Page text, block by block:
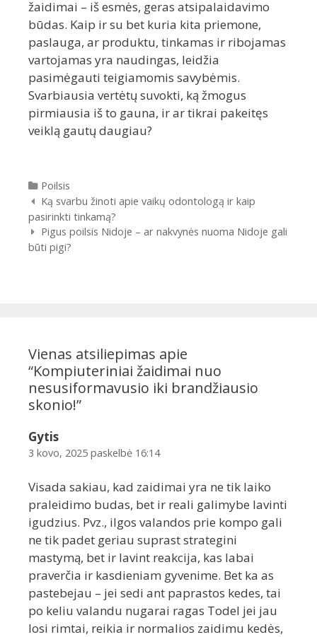
žaidimai – iš esmės, geras atsipalaidavimo
būdas. Kaip ir su bet kuria kita priemone,
paslauga, ar produktu, tinkamas ir ribojamas
vartojamas yra naudingas, leidžia
pasimėgauti teigiamomis savybėmis.
Svarbiausia vertėtų suvokti, ką žmogus
pirmiausia iš to gauna, ir ar tikrai pakeitęs
veiklą gautų daugiau?
Kategorijos
Poilsis
Įrašų
navigacija
Ką svarbu žinoti apie vaikų odontologą ir kaip
pasirinkti tinkamą?
Pigus poilsis Nidoje – ar nakvynės nuoma Nidoje gali
būti pigi?
Vienas atsiliepimas apie
“Kompiuteriniai žaidimai nuo
nesusiformavusio iki brandžiausio
skonio!”
Gytis
3 kovo, 2025 paskelbė 16:14
Visada sakiau, kad zaidimai yra ne tik laiko
praleidimo budas, bet ir reali galimybe lavinti
igudzius. Pvz., ilgos valandos prie kompo gali
ne tik padet geriau suprast strategini
mastymą, bet ir lavint reakcija, kas labai
praverčia ir kasdieniam gyvenime. Bet ka as
pastebejau – jei sedi ant paprastos kedes, tai
po keliu valandu nugarai ragas Todel jei jau
losi rimtai, reikia ir normalios zaidimu kedės,